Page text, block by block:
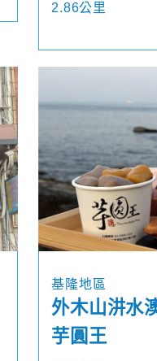
2.86公里
基隆地區
外木山汫水
芋圓王